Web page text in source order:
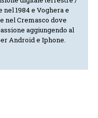
1984 e Voghera e
nel Cremasco dove
aggiungendo al
Android e Iphone.